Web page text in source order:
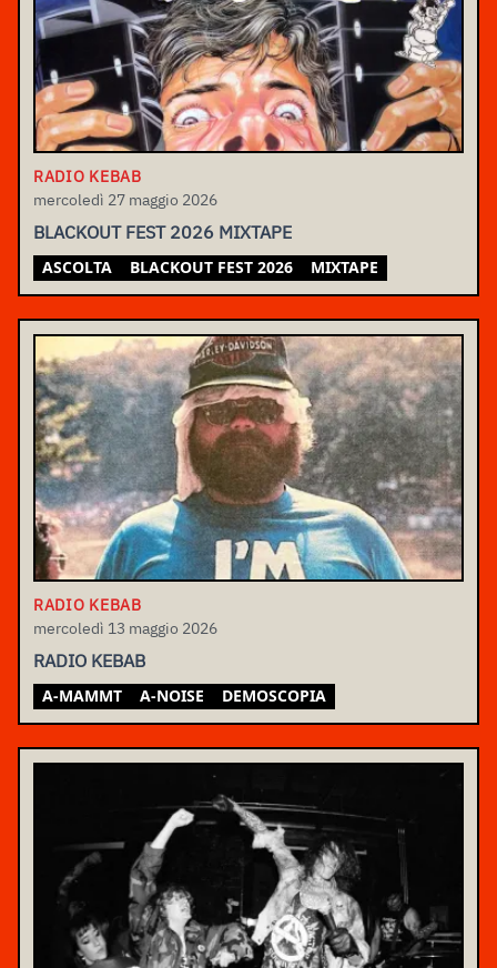
RADIO KEBAB
mercoledì 27 maggio 2026
BLACKOUT FEST 2026 MIXTAPE
ASCOLTA BLACKOUT FEST 2026 MIXTAPE
RADIO KEBAB
mercoledì 13 maggio 2026
RADIO KEBAB
A-MAMMT A-NOISE DEMOSCOPIA